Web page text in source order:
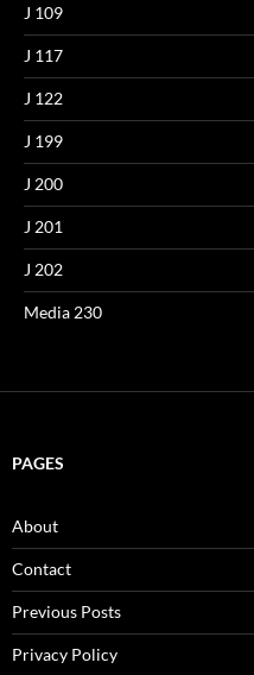
J 109
J 117
J 122
J 199
J 200
J 201
J 202
Media 230
PAGES
About
Contact
Previous Posts
Privacy Policy